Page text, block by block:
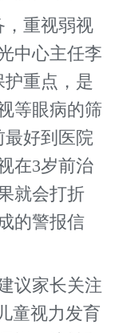
重视弱视
中心主任李
重点，是
等眼病的筛
最好到医院
在3岁前治
就会打折
的警报信
议家长关注
童视力发育